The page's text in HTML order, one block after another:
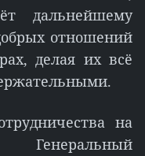
дальнейшему
отношений
делая их всё
на
Генеральный